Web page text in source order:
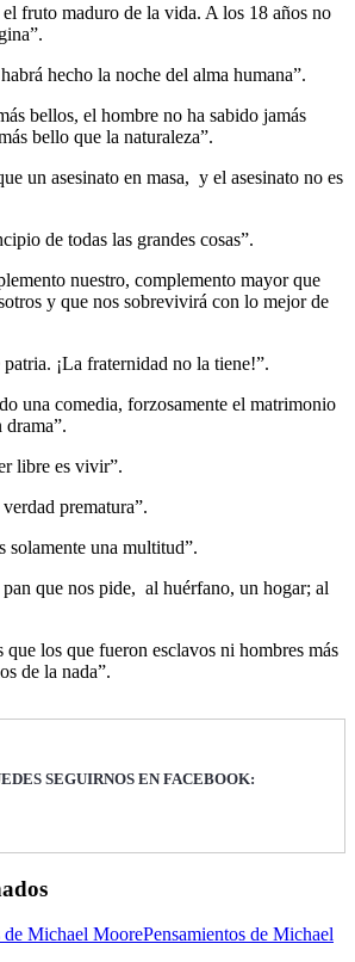
fruto maduro de la vida. A los 18 años no
hecho la noche del alma humana”.
bellos, el hombre no ha sabido jamás
bello que la naturaleza”.
un asesinato en masa, y el asesinato no es
de todas las grandes cosas”.
nuestro, complemento mayor que
y que nos sobrevivirá con lo mejor de
¡La fraternidad no la tiene!”.
una comedia, forzosamente el matrimonio
drama”.
libre es vivir”.
prematura”.
solamente una multitud”.
que nos pide, al huérfano, un hogar; al
que los que fueron esclavos ni hombres más
de la nada”.
SEGUIRNOS EN FACEBOOK:
Pensamientos de Michael